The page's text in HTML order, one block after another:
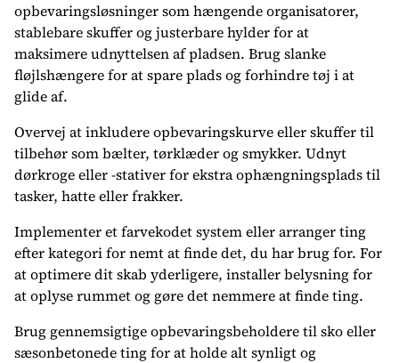
opbevaringsløsninger som hængende organisatorer,
stablebare skuffer og justerbare hylder for at
maksimere udnyttelsen af pladsen. Brug slanke
fløjlshængere for at spare plads og forhindre tøj i at
glide af.
Overvej at inkludere opbevaringskurve eller skuffer til
tilbehør som bælter, tørklæder og smykker. Udnyt
dørkroge eller -stativer for ekstra ophængningsplads til
tasker, hatte eller frakker.
Implementer et farvekodet system eller arranger ting
efter kategori for nemt at finde det, du har brug for. For
at optimere dit skab yderligere, installer belysning for
at oplyse rummet og gøre det nemmere at finde ting.
Brug gennemsigtige opbevaringsbeholdere til sko eller
sæsonbetonede ting for at holde alt synligt og